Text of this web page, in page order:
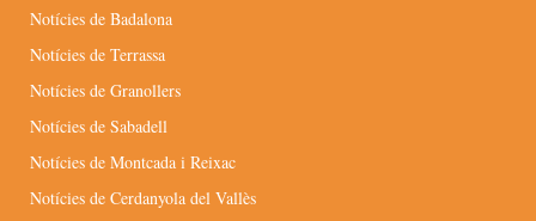
Notícies de Badalona
Notícies de Terrassa
Notícies de Granollers
Notícies de Sabadell
Notícies de Montcada i Reixac
Notícies de Cerdanyola del Vallès